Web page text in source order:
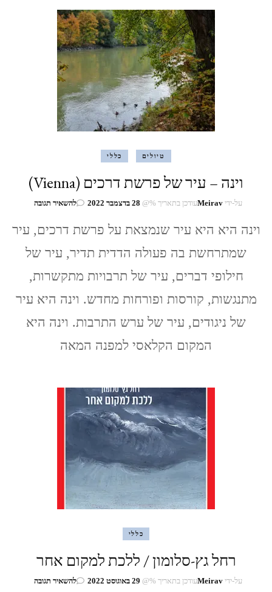
טיולים כללי
וינה – עיר של פרשת דרכים (Vienna)
על-ידיMeiravעודכן בתאריך %@ 28 בדצמבר 2022 להשאיר תגובהבנושא
עיר
של
דרכים
וינה היא היא עיר שנמצאת על פרשת דרכים, עיר
שמתרחשת בה פעולה הדדית תדיר, עיר של
חילופי דברים, עיר של תרבויות מתקשרות,
מתנגשות, קורסות ופורחות מחדש. וינה היא עיר
של ניגודים, עיר של ערש התרבות. וינה היא
המקום הקלאסי למפנה המאה
כללי
רחל גץ-סלומון / ללכת למקום אחר
על-ידיMeiravעודכן בתאריך %@ 29 באוגוסט 2022 להשאיר תגובהבנושא